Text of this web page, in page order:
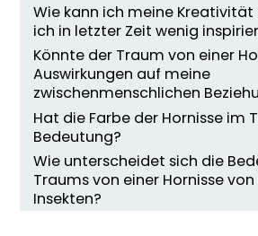
Wie kann ich meine Kreativität
ich in letzter Zeit wenig
Könnte der Traum von einer
Auswirkungen auf meine
zwischenmenschlichen
Hat die Farbe der Hornisse im
Bedeutung?
Wie unterscheidet sich die
Traums von einer Hornisse
Insekten?